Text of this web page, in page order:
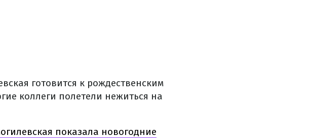
готовится к рождественским
коллеги полетели нежиться на
показала новогодние